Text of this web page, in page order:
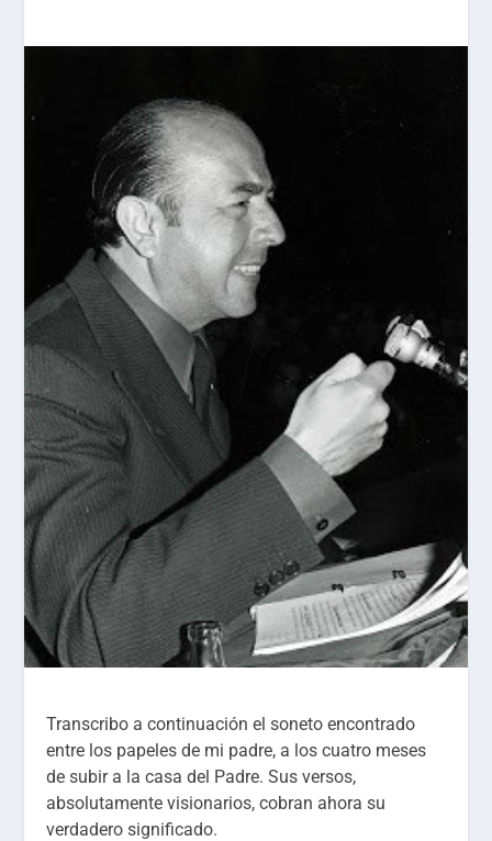
Transcribo a continuación el soneto encontrado
entre los papeles de mi padre, a los cuatro meses
de subir a la casa del Padre. Sus versos,
absolutamente visionarios, cobran ahora su
verdadero significado.